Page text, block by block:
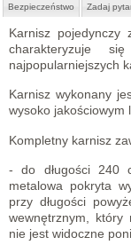
Bezpieczeństwo Zadaj
Karnisz
charakteryzuje
najpopularniejszych
Karnisz wykonany
wysoko jakościowym
Kompletny karnisz
- do długości 240
metalowa pokryta
przy długości
wewnętrznym, który
nie jest widoczne